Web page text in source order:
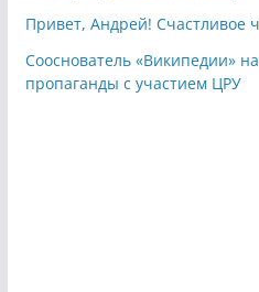
Привет, Андрей! Счастливое
Сооснователь «Википедии»
пропаганды с участием ЦРУ